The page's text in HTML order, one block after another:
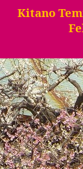
Kitano